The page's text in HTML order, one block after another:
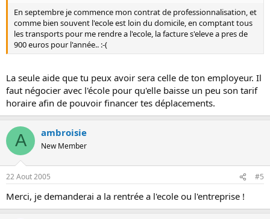
En septembre je commence mon contrat de professionnalisation, et
comme bien souvent l'ecole est loin du domicile, en comptant tous
les transports pour me rendre a l'ecole, la facture s'eleve a pres de
900 euros pour l'année.. :-(
La seule aide que tu peux avoir sera celle de ton employeur. Il
faut négocier avec l'école pour qu'elle baisse un peu son tarif
horaire afin de pouvoir financer tes déplacements.
A ambroisie
New Member
22 Aout 2005 #5
Merci, je demanderai a la rentrée a l'ecole ou l'entreprise !